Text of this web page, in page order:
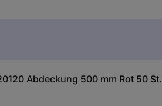
Abdeckung 500 mm Rot 50 St.